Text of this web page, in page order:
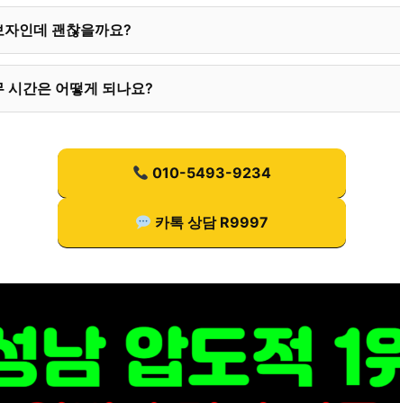
자인데 괜찮을까요?
시간은 어떻게 되나요?
010-5493-9234
카톡 상담 R9997